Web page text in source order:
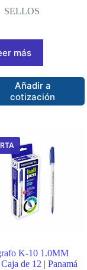
SELLOS
más
Añadir a
cotización
K-10 1.0MM
de 12 | Panamá